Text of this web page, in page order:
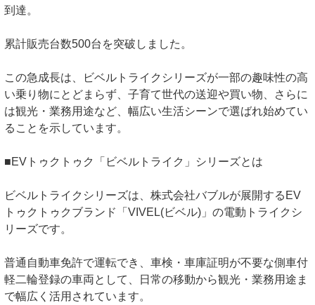
到達。
累計販売台数500台を突破しました。
この急成長は、ビベルトライクシリーズが一部の趣味性の高
い乗り物にとどまらず、子育て世代の送迎や買い物、さらに
は観光・業務用途など、幅広い生活シーンで選ばれ始めてい
ることを示しています。
■EVトゥクトゥク「ビベルトライク」シリーズとは
ビベルトライクシリーズは、株式会社バブルが展開するEV
トゥクトゥクブランド「VIVEL(ビベル)」の電動トライクシ
リーズです。
普通自動車免許で運転でき、車検・車庫証明が不要な側車付
軽二輪登録の車両として、日常の移動から観光・業務用途ま
で幅広く活用されています。